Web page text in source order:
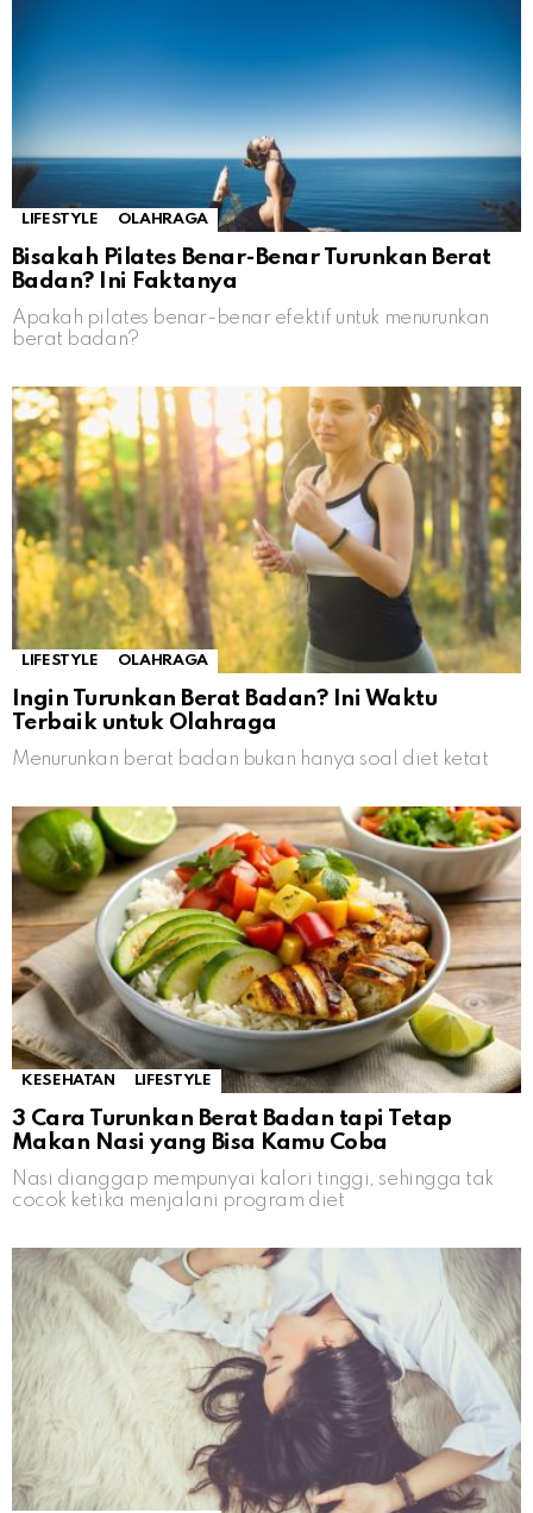
LIFESTYLE OLAHRAGA
Bisakah Pilates Benar-Benar Turunkan Berat
Badan? Ini Faktanya
Apakah pilates benar-benar efektif untuk menurunkan
berat badan?
LIFESTYLE OLAHRAGA
Ingin Turunkan Berat Badan? Ini Waktu
Terbaik untuk Olahraga
Menurunkan berat badan bukan hanya soal diet ketat
KESEHATAN LIFESTYLE
3 Cara Turunkan Berat Badan tapi Tetap
Makan Nasi yang Bisa Kamu Coba
Nasi dianggap mempunyai kalori tinggi, sehingga tak
cocok ketika menjalani program diet